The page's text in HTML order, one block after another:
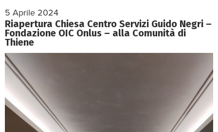
5 Aprile 2024
Riapertura Chiesa Centro Servizi Guido Negri –
Fondazione OIC Onlus – alla Comunità di
Thiene